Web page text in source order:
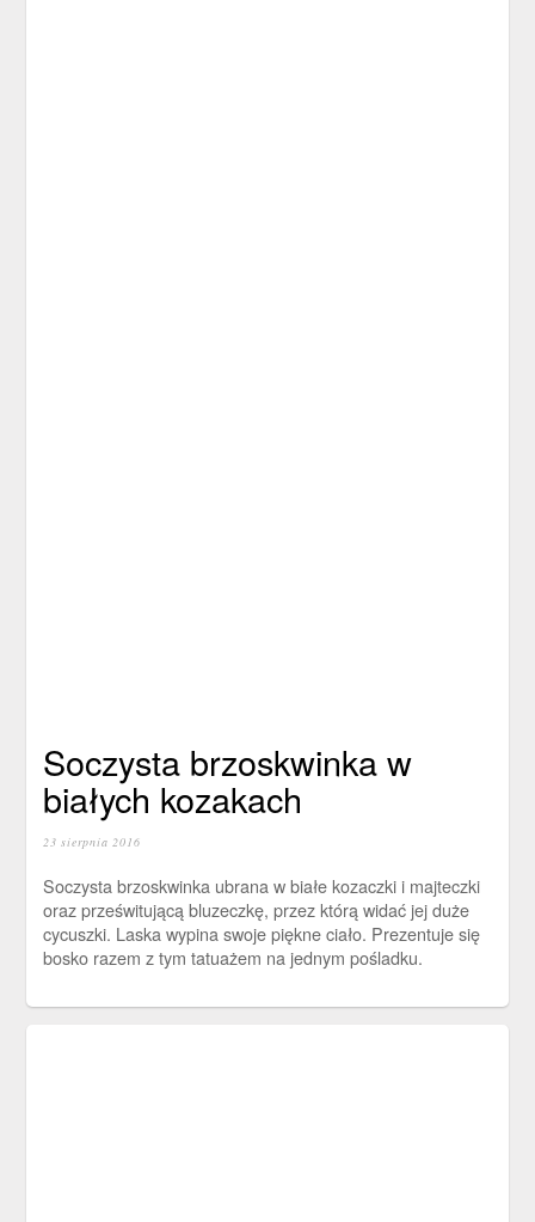
Soczysta brzoskwinka w
białych kozakach
23 sierpnia 2016
Soczysta brzoskwinka ubrana w białe kozaczki i majteczki
oraz prześwitującą bluzeczkę, przez którą widać jej duże
cycuszki. Laska wypina swoje piękne ciało. Prezentuje się
bosko razem z tym tatuażem na jednym pośladku.